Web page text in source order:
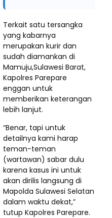
Terkait satu tersangka
yang kabarnya
merupakan kurir dan
sudah diamankan di
Mamuju,Sulawesi Barat,
Kapolres Parepare
enggan untuk
memberikan keterangan
lebih lanjut.
“Benar, tapi untuk
detailnya kami harap
teman-teman
(wartawan) sabar dulu
karena kasus ini untuk
akan dirilis langsung di
Mapolda Sulawesi Selatan
dalam waktu dekat,”
tutup Kapolres Parepare.